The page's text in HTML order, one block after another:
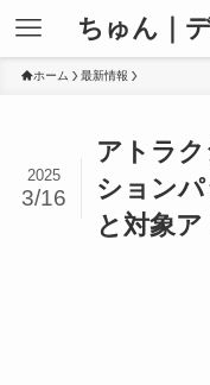
ちゅん｜
ホーム 最新情報
アトラ
ション
と対象
2025
3/16